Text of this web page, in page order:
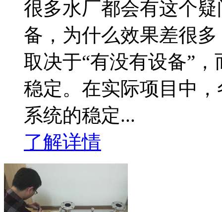
很多水厂都会有这个
备，为什么效果差很
取决于“有没有设备”
稳定。在实际项目中
系统的稳定...
了解详情